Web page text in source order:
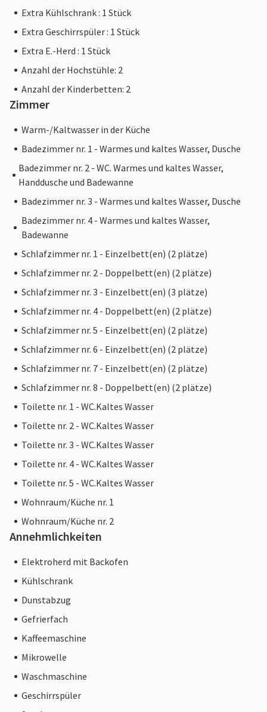
Extra Kühlschrank : 1 Stück
Extra Geschirrspüler : 1 Stück
Extra E.-Herd : 1 Stück
Anzahl der Hochstühle: 2
Anzahl der Kinderbetten: 2
Zimmer
Warm-/Kaltwasser in der Küche
Badezimmer nr. 1 - Warmes und kaltes Wasser, Dusche
Badezimmer nr. 2 - WC. Warmes und kaltes Wasser,
Handdusche und Badewanne
Badezimmer nr. 3 - Warmes und kaltes Wasser, Dusche
Badezimmer nr. 4 - Warmes und kaltes Wasser,
Badewanne
Schlafzimmer nr. 1 - Einzelbett(en) (2 plätze)
Schlafzimmer nr. 2 - Doppelbett(en) (2 plätze)
Schlafzimmer nr. 3 - Einzelbett(en) (3 plätze)
Schlafzimmer nr. 4 - Doppelbett(en) (2 plätze)
Schlafzimmer nr. 5 - Einzelbett(en) (2 plätze)
Schlafzimmer nr. 6 - Einzelbett(en) (2 plätze)
Schlafzimmer nr. 7 - Einzelbett(en) (2 plätze)
Schlafzimmer nr. 8 - Doppelbett(en) (2 plätze)
Toilette nr. 1 - WC.Kaltes Wasser
Toilette nr. 2 - WC.Kaltes Wasser
Toilette nr. 3 - WC.Kaltes Wasser
Toilette nr. 4 - WC.Kaltes Wasser
Toilette nr. 5 - WC.Kaltes Wasser
Wohnraum/Küche nr. 1
Wohnraum/Küche nr. 2
Annehmlichkeiten
Elektroherd mit Backofen
Kühlschrank
Dunstabzug
Gefrierfach
Kaffeemaschine
Mikrowelle
Waschmaschine
Geschirrspüler